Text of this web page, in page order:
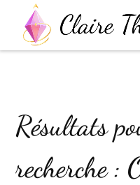
Résultats
recherche :